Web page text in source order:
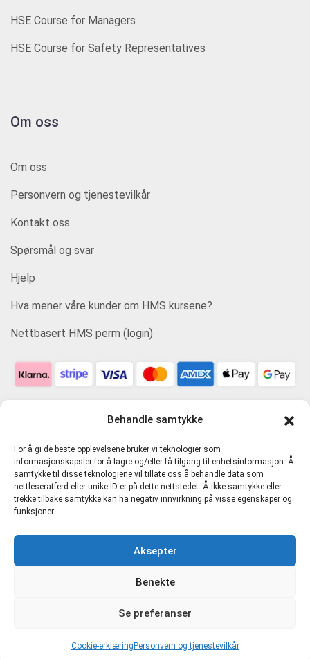
Behandle samtykke
For å gi de beste opplevelsene bruker vi teknologier som
informasjonskapsler for å lagre og/eller få tilgang til enhetsinformasjon. Å
samtykke til disse teknologiene vil tillate oss å behandle data som
nettleseratferd eller unike ID-er på dette nettstedet. Å ikke samtykke eller
trekke tilbake samtykke kan ha negativ innvirkning på visse egenskaper og
funksjoner.
Aksepter
Benekte
Se preferanser
Cookie-erklæring Personvern og tjenestevilkår
HSE Course for Managers
HSE Course for Safety Representatives
Om oss
Om oss
Personvern og tjenestevilkår
Kontakt oss
Spørsmål og svar
Hjelp
Hva mener våre kunder om HMS kursene?
Nettbasert HMS perm (login)
Personvern og tjenestevilkår
Cookie-erklæring (EU)
verneombudhms.no|hmsdirekte.no